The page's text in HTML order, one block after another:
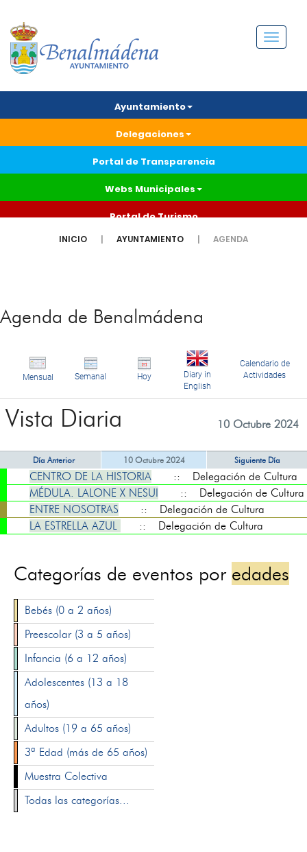
Menú
Ayuntamiento
Delegaciones
Portal de Transparencia
Webs Municipales
Portal de Turismo
INICIO AYUNTAMIENTO AGENDA
Agenda de Benalmádena
Mensual Semanal Hoy
Diary in
English
Calendario de
Actividades
Vista Diaria 10 Octubre 2024
Día Anterior 10 Octubre 2024 Siguiente Día
CENTRO DE LA HISTORIA
:: Delegación de Cultura
MÉDULA. LALONE X NESUI
:: Delegación de Cultura
ENTRE NOSOTRAS
:: Delegación de Cultura
LA ESTRELLA AZUL
:: Delegación de Cultura
Categorías de eventos por edades
Bebés (0 a 2 años)
Preescolar (3 a 5 años)
Infancia (6 a 12 años)
Adolescentes (13 a 18
años)
Adultos (19 a 65 años)
3ª Edad (más de 65 años)
Muestra Colectiva
Todas las categorías...